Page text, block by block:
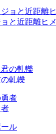
と近距離ヒメ
軋轢
者